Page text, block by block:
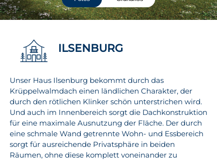
ILSENBURG
Unser Haus Ilsenburg bekommt durch das
Krüppelwalmdach einen ländlichen Charakter, der
durch den rötlichen Klinker schön unterstrichen wird.
Und auch im Innenbereich sorgt die Dachkonstruktion
für eine maximale Ausnutzung der Fläche. Der durch
eine schmale Wand getrennte Wohn- und Essbereich
sorgt für ausreichende Privatsphäre in beiden
Räumen, ohne diese komplett voneinander zu